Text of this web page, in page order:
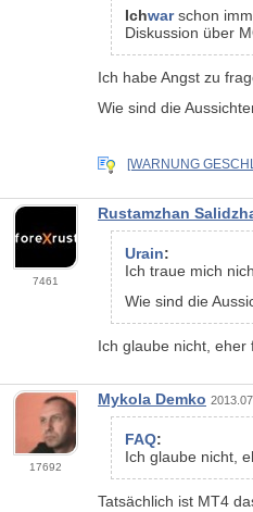
Ichwarschon
Diskussion über
Ich habe Angst zu
Wie sind die
[WARNUNG
7461
Rustamzhan
Urain:
Ich traue mich
Wie sind die
Ich glaube nicht, eher
17692
Mykola Demko
FAQ:
Ich glaube nicht,
Tatsächlich ist MT4